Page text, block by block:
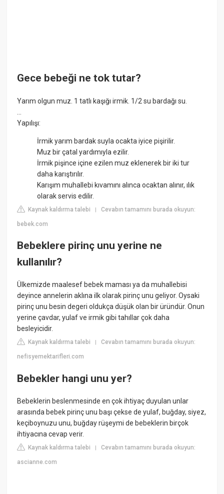
Gece bebeği ne tok tutar?
Yarım olgun muz. 1 tatlı kaşığı irmik. 1/2 su bardağı su.
Yapılışı:
İrmik yarım bardak suyla ocakta iyice pişirilir.
Muz bir çatal yardımıyla ezilir.
İrmik pişince içine ezilen muz eklenerek bir iki tur
daha karıştırılır.
Karışım muhallebi kıvamını alınca ocaktan alınır, ılık
olarak servis edilir.
Kaynak kaldırma talebi |Cevabın tamamını burada okuyun:
bebek.com
Bebeklere pirinç unu yerine ne
kullanılır?
Ülkemizde maalesef bebek maması ya da muhallebisi
deyince annelerin aklına ilk olarak pirinç unu geliyor. Oysaki
pirinç unu besin degeri oldukça düşük olan bir üründür. Onun
yerine çavdar, yulaf ve irmik gibi tahıllar çok daha
besleyicidir.
Kaynak kaldırma talebi |Cevabın tamamını burada okuyun:
nefisyemektarifleri.com
Bebekler hangi unu yer?
Bebeklerin beslenmesinde en çok ihtiyaç duyulan unlar
arasında bebek pirinç unu başı çekse de yulaf, buğday, siyez,
keçiboynuzu unu, buğday rüşeymi de bebeklerin birçok
ihtiyacına cevap verir.
Kaynak kaldırma talebi |Cevabın tamamını burada okuyun:
ascianne.com